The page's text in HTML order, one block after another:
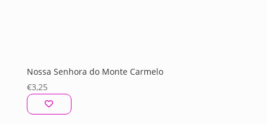
Nossa Senhora do Monte Carmelo
€3,25